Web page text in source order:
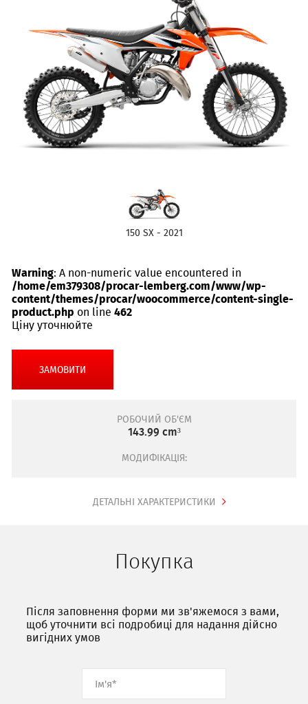
150 SX - 2021
РОБОЧИЙ ОБ'ЄМ
143.99 cm³
МОДИФІКАЦІЯ:
ДЕТАЛЬНІ ХАРАКТЕРИСТИКИ
Warning: A non-numeric value encountered in
/home/em379308/procar-lemberg.com/www/wp-
content/themes/procar/woocommerce/content-single-
product.php on line 462
Ціну уточнюйте
ЗАМОВИТИ
Покупка
Після заповнення форми ми зв'яжемося з вами,
щоб уточнити всі подробиці для надання дійсно
вигідних умов